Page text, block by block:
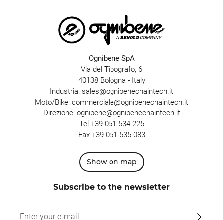
Ognibene SpA
Via del Tipografo, 6
40138 Bologna - Italy
Industria: sales@ognibenechaintech.it
Moto/Bike: commerciale@ognibenechaintech.it
Direzione: ognibene@ognibenechaintech.it
Tel +39 051 534 225
Fax +39 051 535 083
Show on map
Subscribe to the newsletter